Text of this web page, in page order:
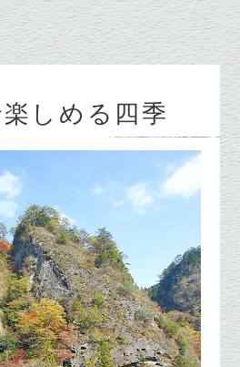
しめる四季